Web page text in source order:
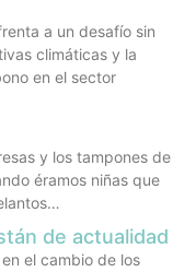
a un desafío sin
climáticas y la
en el sector
y los tampones de
éramos niñas que
de actualidad
el cambio de los